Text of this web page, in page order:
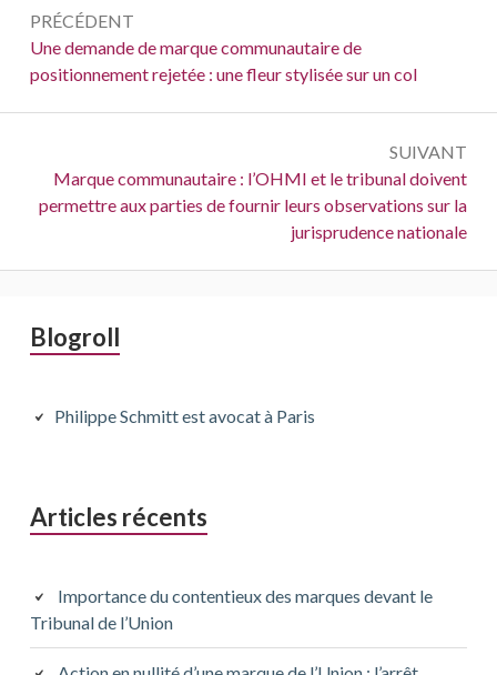
de
l’article
PRÉCÉDENT
Précédent :
Une demande de marque communautaire de
positionnement rejetée : une fleur stylisée sur un col
SUIVANT
Suivant :
Marque communautaire : l’OHMI et le tribunal doivent
permettre aux parties de fournir leurs observations sur la
jurisprudence nationale
Barre
principale
Blogroll
Philippe Schmitt est avocat à Paris
Articles récents
Importance du contentieux des marques devant le
Tribunal de l’Union